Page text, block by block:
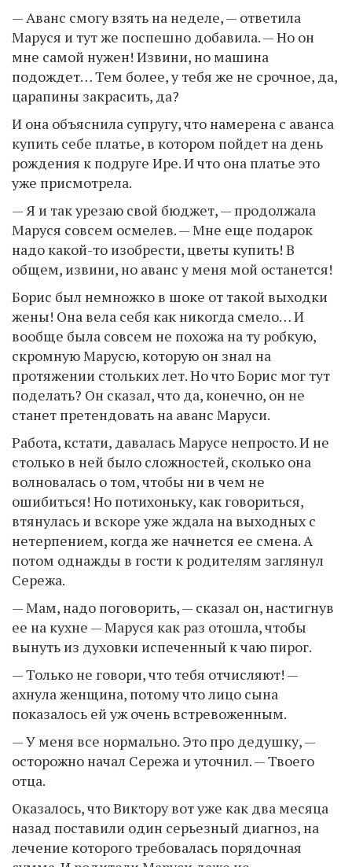
— Аванс смогу взять на неделе, — ответила
Маруся и тут же поспешно добавила. — Но он
мне самой нужен! Извини, но машина
подождет… Тем более, у тебя же не срочное, да,
царапины закрасить, да?
И она объяснила супругу, что намерена с аванса
купить себе платье, в котором пойдет на день
рождения к подруге Ире. И что она платье это
уже присмотрела.
— Я и так урезаю свой бюджет, — продолжала
Маруся совсем осмелев. — Мне еще подарок
надо какой-то изобрести, цветы купить! В
общем, извини, но аванс у меня мой останется!
Борис был немножко в шоке от такой выходки
жены! Она вела себя как никогда смело… И
вообще была совсем не похожа на ту робкую,
скромную Марусю, которую он знал на
протяжении стольких лет. Но что Борис мог тут
поделать? Он сказал, что да, конечно, он не
станет претендовать на аванс Маруси.
Работа, кстати, давалась Марусе непросто. И не
столько в ней было сложностей, сколько она
волновалась о том, чтобы ни в чем не
ошибиться! Но потихоньку, как говориться,
втянулась и вскоре уже ждала на выходных с
нетерпением, когда же начнется ее смена. А
потом однажды в гости к родителям заглянул
Сережа.
— Мам, надо поговорить, — сказал он, настигнув
ее на кухне — Маруся как раз отошла, чтобы
вынуть из духовки испеченный к чаю пирог.
— Только не говори, что тебя отчисляют! —
ахнула женщина, потому что лицо сына
показалось ей уж очень встревоженным.
— У меня все нормально. Это про дедушку, —
осторожно начал Сережа и уточнил. — Твоего
отца.
Оказалось, что Виктору вот уже как два месяца
назад поставили один серьезный диагноз, на
лечение которого требовалась порядочная